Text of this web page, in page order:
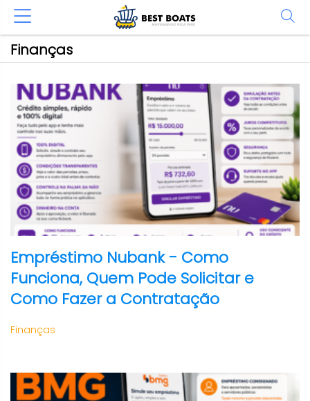
Finanças
Empréstimo Nubank - Como
Funciona, Quem Pode Solicitar e
Como Fazer a Contratação
Finanças